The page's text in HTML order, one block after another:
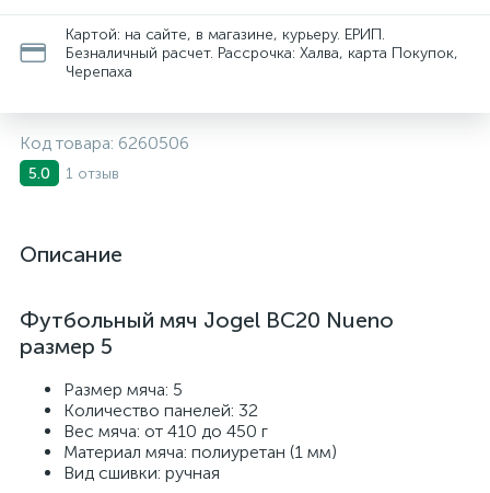
Картой: на сайте, в магазине, курьеру. ЕРИП.
Безналичный расчет. Рассрочка: Халва, карта Покупок,
Черепаха
Код товара: 6260506
5.0 1 отзыв
Описание
Футбольный мяч Jogel BC20 Nueno
размер 5
Размер мяча: 5
Количество панелей: 32
Вес мяча: от 410 до 450 г
Материал мяча: полиуретан (1 мм)
Вид сшивки: ручная